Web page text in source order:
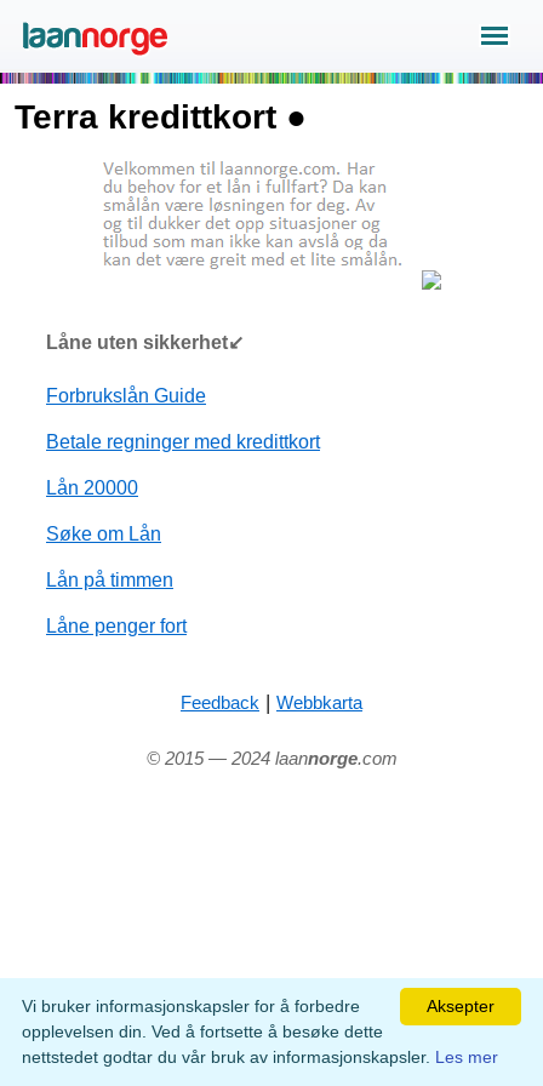
Terra kredittkort ●
Låne uten sikkerhet↙
Forbrukslån Guide
Betale regninger med kredittkort
Lån 20000
Søke om Lån
Lån på timmen
Låne penger fort
Feedback | Webbkarta
© 2015 — 2024 laannorge.com
Aksepter
Vi bruker informasjonskapsler for å forbedre
opplevelsen din. Ved å fortsette å besøke dette
nettstedet godtar du vår bruk av informasjonskapsler. Les mer